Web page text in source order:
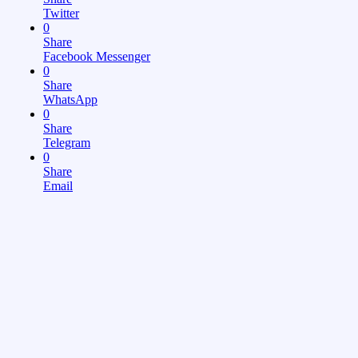
Twitter
0
Share
Facebook Messenger
0
Share
WhatsApp
0
Share
Telegram
0
Share
Email